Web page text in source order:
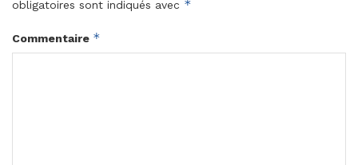
obligatoires sont indiqués avec *
Commentaire *